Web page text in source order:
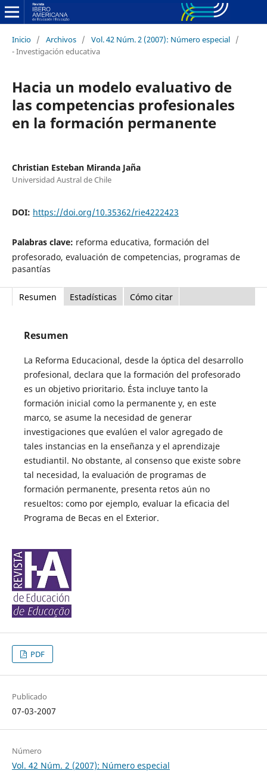
Inicio / Archivos / Vol. 42 Núm. 2 (2007): Número especial /
- Investigación educativa
Hacia un modelo evaluativo de
las competencias profesionales
en la formación permanente
Christian Esteban Miranda Jaña
Universidad Austral de Chile
DOI: https://doi.org/10.35362/rie4222423
Palabras clave: reforma educativa, formación del
profesorado, evaluación de competencias, programas de
pasantías
Resumen Estadísticas Cómo citar
Resumen
La Reforma Educacional, desde la óptica del desarrollo
profesional, declara que la formación del profesorado
es un objetivo prioritario. Ésta incluye tanto la
formación inicial como la permanente y, en este
marco, se asume la necesidad de generar
investigaciones que evalúen el valor agregado de
tales instancias en la enseñanza y el aprendizaje
estudiantil. No obstante, al consenso que existe sobre
tal necesidad, la evaluación de programas de
formación permanente, presenta retos aún no
resueltos: como por ejemplo, evaluar la eficacia del
Programa de Becas en el Exterior.
PDF
Publicado
07-03-2007
Número
Vol. 42 Núm. 2 (2007): Número especial